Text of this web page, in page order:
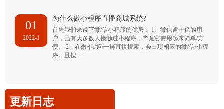
01
2022-1
为什么做小程序直播商城系统?
首先我们来说下微/信小程序的优势： 1、微信逾十亿的用
户，已有大多数人接触过小程序，毕竟它使用起来简单/方
便。 2、在微/信/第/一屏直接搜索，会出现相应的微/信/小程
序。且搜…
更新日志